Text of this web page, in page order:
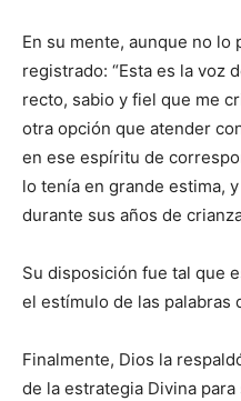
En su mente, aunque no lo
registrado: “Esta es la voz
recto, sabio y fiel que me
otra opción que atender
en ese espíritu de
lo tenía en grande estima,
durante sus años de
Su disposición fue tal que
el estímulo de las palabras
Finalmente, Dios la
de la estrategia Divina